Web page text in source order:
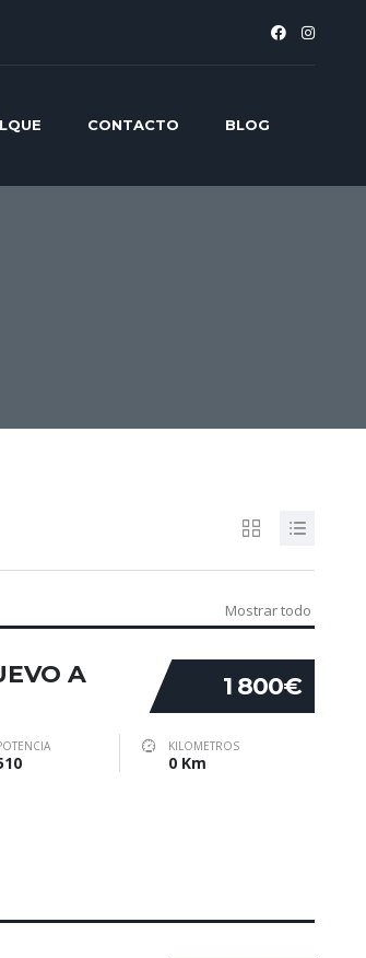
CONTACTO BLOG
Mostrar todo
1 800€
A
KILOMETROS
0 Km